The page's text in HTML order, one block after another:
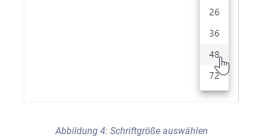
Abbildung 4: Schriftgröße auswählen